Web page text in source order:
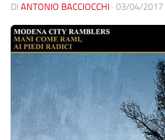
DI ANTONIO BACCIOCCHI · 03/04/2017